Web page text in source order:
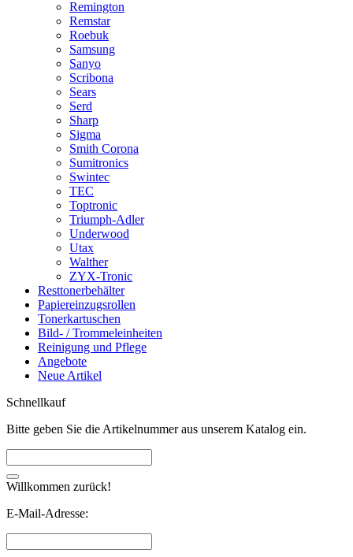
Remington
Remstar
Roebuk
Samsung
Sanyo
Scribona
Sears
Serd
Sharp
Sigma
Smith Corona
Sumitronics
Swintec
TEC
Toptronic
Triumph-Adler
Underwood
Utax
Walther
ZYX-Tronic
Resttonerbehälter
Papiereinzugsrollen
Tonerkartuschen
Bild- / Trommeleinheiten
Reinigung und Pflege
Angebote
Neue Artikel
Schnellkauf
Bitte geben Sie die Artikelnummer aus unserem Katalog ein.
Willkommen zurück!
E-Mail-Adresse: